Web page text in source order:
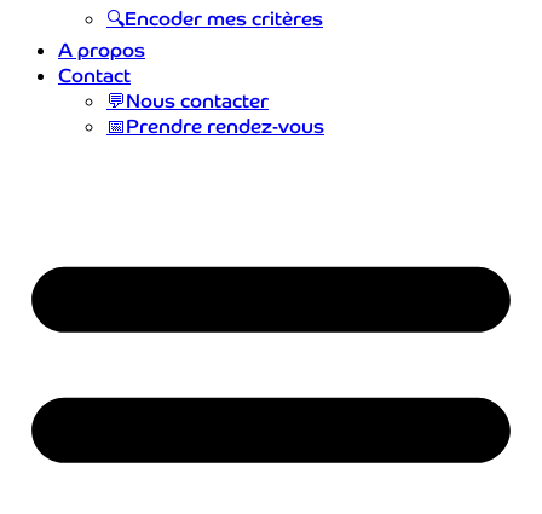
🔍Encoder mes critères
A propos
Contact
💬Nous contacter
📅Prendre rendez-vous